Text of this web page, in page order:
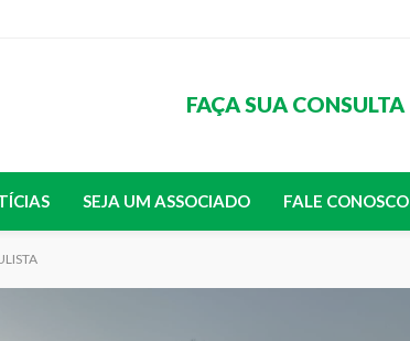
FAÇA SUA CONSULTA
SEJA UM ASSOCIADO FALE CONOSCO